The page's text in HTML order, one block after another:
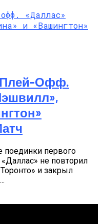
Плей-Офф.
первого
не повторил
и закрыл